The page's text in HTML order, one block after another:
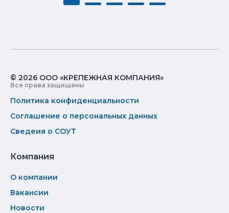
© 2026 ООО «КРЕПЕЖНАЯ КОМПАНИЯ»
Все права защищены
Политика конфиденциальности
Соглашение о персональных данных
Сведеия о СОУТ
Компания
О компании
Вакансии
Новости